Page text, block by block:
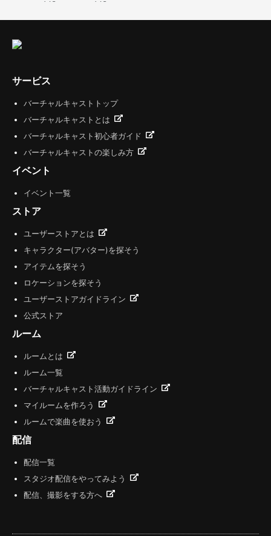
サービス
バーチャルキャストトップ
バーチャルキャストとは
バーチャルキャスト初心者ガイド
バーチャルキャストの楽しみ方
イベント
イベント一覧
ストア
ユーザーストアとは
キャラクター(アバター)を探そう
アイテムを探そう
ロケーションを探そう
ユーザーストアガイドライン
公式ストア
ルーム
ルームとは
ルーム一覧
バーチャルキャスト活動ガイドライン
マイルームを作ろう
ルームで楽曲を使おう
配信
配信一覧
スタジオ配信をやってみよう
配信、撮影をする方へ